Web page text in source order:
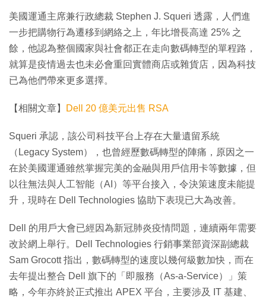
美國運通主席兼行政總裁 Stephen J. Squeri 透露，人們進
一步把購物行為遷移到網絡之上，年比增長高達 25% 之
餘，他認為整個國家與社會都正在走向數碼轉型的單程路，
就算是疫情過去也未必會重回實體商店或雜貨店，因為科技
已為他們帶來更多選擇。
【相關文章】 Dell 20 億美元出售 RSA
Squeri 承認，該公司科技平台上存在大量遺留系統
（Legacy System），也曾經歷數碼轉型的陣痛，原因之一
在於美國運通雖然掌握完美的金融與用戶信用卡等數據，但
以往無法與人工智能（AI）等平台接入，令決策速度未能提
升，現時在 Dell Technologies 協助下表現已大為改善。
Dell 的用戶大會已經因為新冠肺炎疫情問題，連續兩年需要
改於網上舉行。Dell Technologies 行銷事業部資深副總裁
Sam Grocott 指出，數碼轉型的速度以幾何級數加快，而在
去年提出整合 Dell 旗下的「即服務（As-a-Service）」策
略，今年亦終於正式推出 APEX 平台，主要涉及 IT 基建、